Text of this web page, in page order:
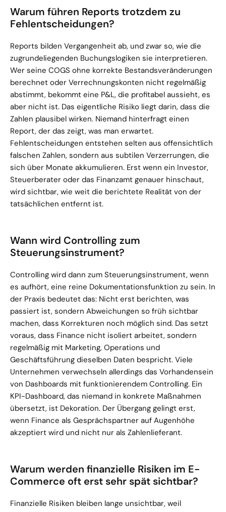
Warum führen Reports trotzdem zu
Fehlentscheidungen?
Reports bilden Vergangenheit ab, und zwar so, wie die
zugrundeliegenden Buchungslogiken sie interpretieren.
Wer seine COGS ohne korrekte Bestandsveränderungen
berechnet oder Verrechnungskonten nicht regelmäßig
abstimmt, bekommt eine P&L, die profitabel aussieht, es
aber nicht ist. Das eigentliche Risiko liegt darin, dass die
Zahlen plausibel wirken. Niemand hinterfragt einen
Report, der das zeigt, was man erwartet.
Fehlentscheidungen entstehen selten aus offensichtlich
falschen Zahlen, sondern aus subtilen Verzerrungen, die
sich über Monate akkumulieren. Erst wenn ein Investor,
Steuerberater oder das Finanzamt genauer hinschaut,
wird sichtbar, wie weit die berichtete Realität von der
tatsächlichen entfernt ist.
Wann wird Controlling zum
Steuerungsinstrument?
Controlling wird dann zum Steuerungsinstrument, wenn
es aufhört, eine reine Dokumentationsfunktion zu sein. In
der Praxis bedeutet das: Nicht erst berichten, was
passiert ist, sondern Abweichungen so früh sichtbar
machen, dass Korrekturen noch möglich sind. Das setzt
voraus, dass Finance nicht isoliert arbeitet, sondern
regelmäßig mit Marketing, Operations und
Geschäftsführung dieselben Daten bespricht. Viele
Unternehmen verwechseln allerdings das Vorhandensein
von Dashboards mit funktionierendem Controlling. Ein
KPI-Dashboard, das niemand in konkrete Maßnahmen
übersetzt, ist Dekoration. Der Übergang gelingt erst,
wenn Finance als Gesprächspartner auf Augenhöhe
akzeptiert wird und nicht nur als Zahlenlieferant.
Warum werden finanzielle Risiken im E-
Commerce oft erst sehr spät sichtbar?
Finanzielle Risiken bleiben lange unsichtbar, weil